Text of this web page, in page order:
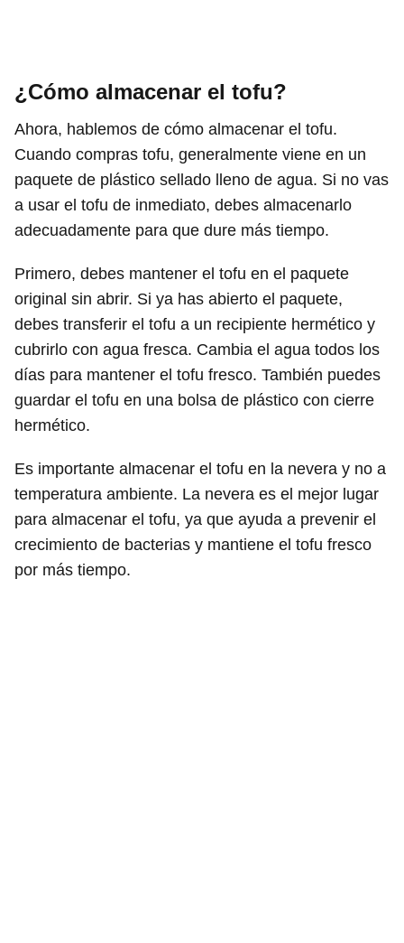
¿Cómo almacenar el tofu?
Ahora, hablemos de cómo almacenar el tofu.
Cuando compras tofu, generalmente viene en un
paquete de plástico sellado lleno de agua. Si no vas
a usar el tofu de inmediato, debes almacenarlo
adecuadamente para que dure más tiempo.
Primero, debes mantener el tofu en el paquete
original sin abrir. Si ya has abierto el paquete,
debes transferir el tofu a un recipiente hermético y
cubrirlo con agua fresca. Cambia el agua todos los
días para mantener el tofu fresco. También puedes
guardar el tofu en una bolsa de plástico con cierre
hermético.
Es importante almacenar el tofu en la nevera y no a
temperatura ambiente. La nevera es el mejor lugar
para almacenar el tofu, ya que ayuda a prevenir el
crecimiento de bacterias y mantiene el tofu fresco
por más tiempo.